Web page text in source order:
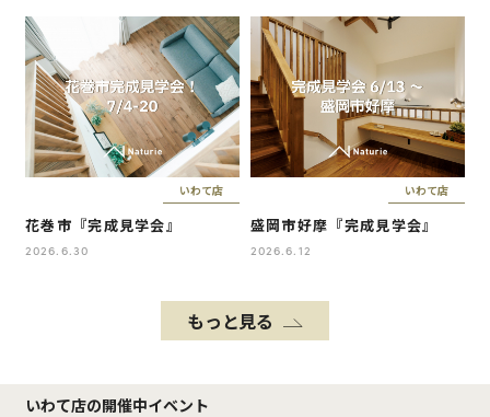
いわて店
花巻市『完成見学会』
2026.6.30
いわて店
盛岡市好摩『完成見学会』
2026.6.12
もっと見る
いわて店の開催中イベント